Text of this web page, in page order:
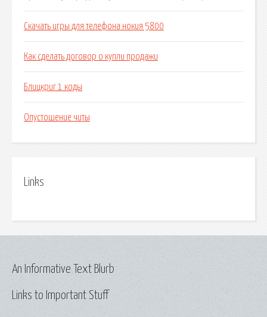
Скачать игры для телефона нокия 5800
Как сделать договор о купли продажи
Блицкриг 1 коды
Опустошение читы
Links
Links to Important Stuff
An Informative Text Blurb